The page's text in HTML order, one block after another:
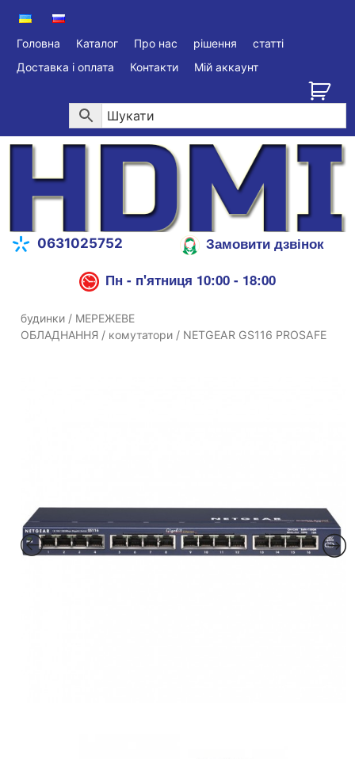
Головна Каталог Про нас рішення
статті
Доставка і оплата
Контакти Мій аккаунт
0631025752
Замовити дзвінок
Пн - п'ятниця 10:00 - 18:00
будинки / МЕРЕЖЕВЕ
ОБЛАДНАННЯ / комутатори / NETGEAR GS116 PROSAFE